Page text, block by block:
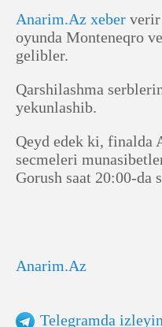
Anarim.Az xeber verir
oyunda Monteneqro
gelibler.
Qarshilashma
yekunlashib.
Qeyd edek ki, finalda
secmeleri
Gorush saat 20:00-da
Anarim.Az
Telegramda izleyin